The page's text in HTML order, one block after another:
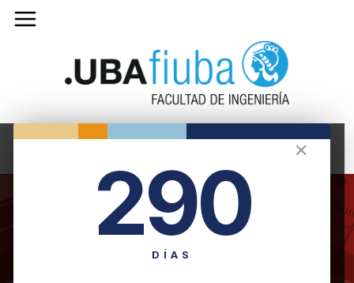
✕
290
DÍAS